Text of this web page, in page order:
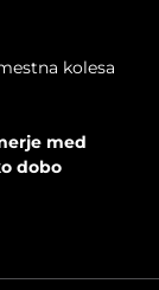
kolesa
med
dobo